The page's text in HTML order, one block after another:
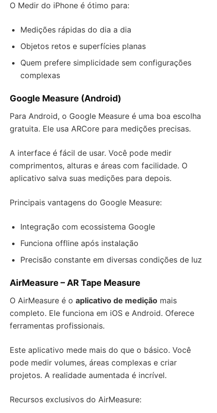
O Medir do iPhone é ótimo para:
Medições rápidas do dia a dia
Objetos retos e superfícies planas
Quem prefere simplicidade sem configurações
complexas
Google Measure (Android)
Para Android, o Google Measure é uma boa escolha
gratuita. Ele usa ARCore para medições precisas.
A interface é fácil de usar. Você pode medir
comprimentos, alturas e áreas com facilidade. O
aplicativo salva suas medições para depois.
Principais vantagens do Google Measure:
Integração com ecossistema Google
Funciona offline após instalação
Precisão constante em diversas condições de luz
AirMeasure – AR Tape Measure
O AirMeasure é o aplicativo de medição mais
completo. Ele funciona em iOS e Android. Oferece
ferramentas profissionais.
Este aplicativo mede mais do que o básico. Você
pode medir volumes, áreas complexas e criar
projetos. A realidade aumentada é incrível.
Recursos exclusivos do AirMeasure: